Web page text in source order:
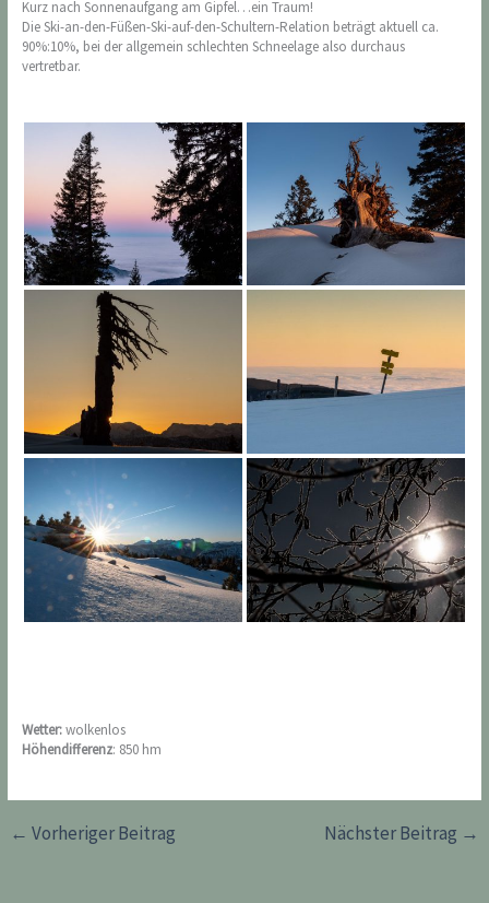
Kurz nach Sonnenaufgang am Gipfel…ein Traum!
Die Ski-an-den-Füßen-Ski-auf-den-Schultern-Relation beträgt aktuell ca.
90%:10%, bei der allgemein schlechten Schneelage also durchaus
vertretbar.
Wetter:wolkenlos
Höhendifferenz: 850 hm
← Vorheriger Beitrag Nächster Beitrag →